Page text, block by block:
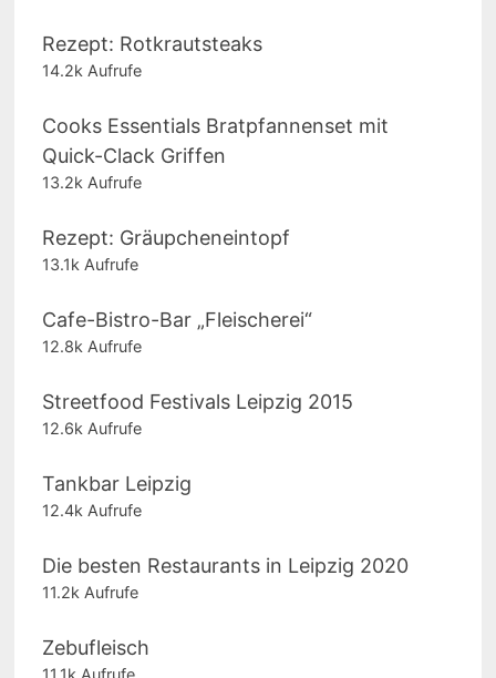
Rezept: Rotkrautsteaks
14.2k Aufrufe
Cooks Essentials Bratpfannenset mit
Quick-Clack Griffen
13.2k Aufrufe
Rezept: Gräupcheneintopf
13.1k Aufrufe
Cafe-Bistro-Bar „Fleischerei“
12.8k Aufrufe
Streetfood Festivals Leipzig 2015
12.6k Aufrufe
Tankbar Leipzig
12.4k Aufrufe
Die besten Restaurants in Leipzig 2020
11.2k Aufrufe
Zebufleisch
11.1k Aufrufe